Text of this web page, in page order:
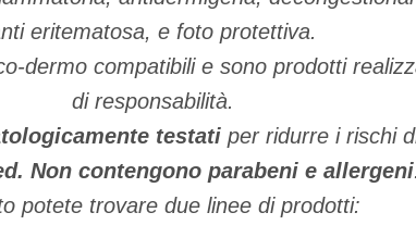
eritematosa, e foto protettiva.
dermo compatibili e sono prodotti
di responsabilità.
testati per ridurre i rischi
Non contengono parabeni e allergeni.
potete trovare due linee di prodotti: